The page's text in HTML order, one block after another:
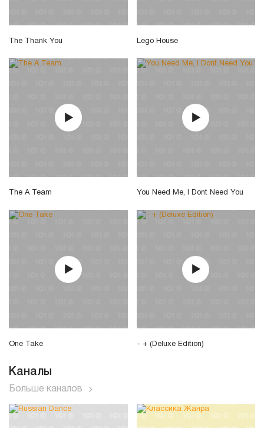
The Thank You Lego House
The A Team You Need Me, I Dont Need You
One Take - + (Deluxe Edition)
Каналы
Больше каналов